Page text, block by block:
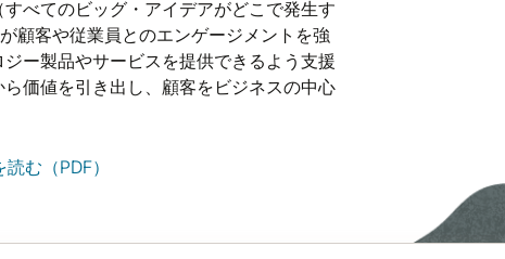
べてのビッグ・アイデアがどこで発生す
顧客や従業員とのエンゲージメントを強
ー製品やサービスを提供できるよう支援
価値を引き出し、顧客をビジネスの中心
む（PDF）